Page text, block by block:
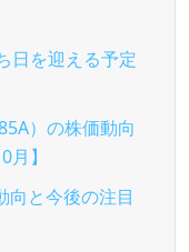
日を迎える予定
）の株価動向
】
向と今後の注目